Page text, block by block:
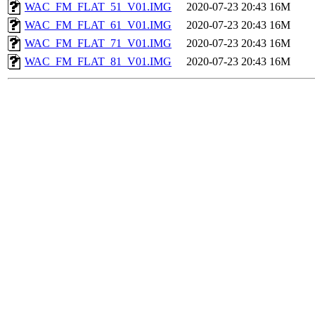
WAC_FM_FLAT_51_V01.IMG
2020-07-23 20:43 16M
WAC_FM_FLAT_61_V01.IMG
2020-07-23 20:43 16M
WAC_FM_FLAT_71_V01.IMG
2020-07-23 20:43 16M
WAC_FM_FLAT_81_V01.IMG
2020-07-23 20:43 16M